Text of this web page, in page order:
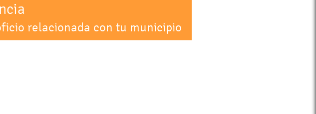
relacionada con tu municipio